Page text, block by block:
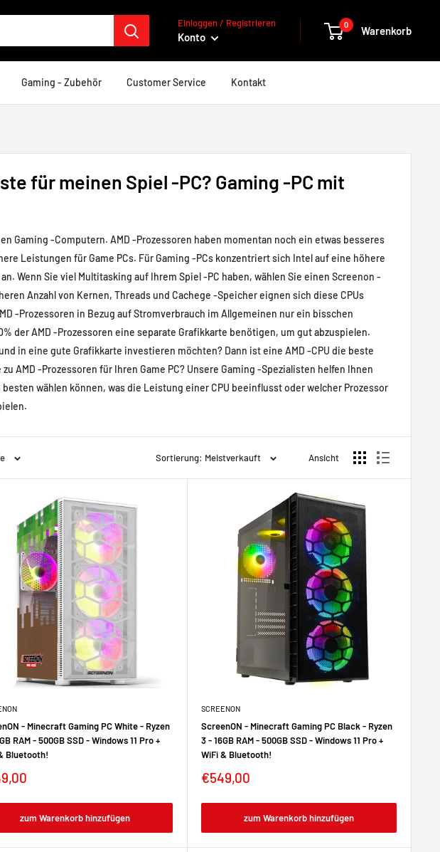
Einloggen / Registrieren
Konto
0 Warenkorb
Gaming - Zubehör Customer Service Kontakt
für meinen Spiel -PC? Gaming -PC mit
Gaming -Computern. AMD -Prozessoren haben momentan noch ein etwas besseres
Leistungen für Game PCs. Für Gaming -PCs konzentriert sich Intel auf eine höhere
Wenn Sie viel Multitasking auf Ihrem Spiel -PC haben, wählen Sie einen Screenon -
Anzahl von Kernen, Threads und Cachege -Speicher eignen sich diese CPUs
-Prozessoren in Bezug auf Stromverbrauch im Allgemeinen nur ein bisschen
der AMD -Prozessoren eine separate Grafikkarte benötigen, um gut abzuspielen.
in eine gute Grafikkarte investieren möchten? Dann ist eine AMD -CPU die beste
AMD -Prozessoren für Ihren Game PC? Unsere Gaming -Spezialisten helfen Ihnen
wählen können, was die Leistung einer CPU beeinflusst oder welcher Prozessor
Sortierung: Meistverkauft Ansicht
- Minecraft Gaming PC White - Ryzen
RAM - 500GB SSD - Windows 11 Pro +
Bluetooth!
zum Warenkorb hinzufügen
SCREENON
ScreenON - Minecraft Gaming PC Black - Ryzen
3 - 16GB RAM - 500GB SSD - Windows 11 Pro +
WiFi & Bluetooth!
€549,00
zum Warenkorb hinzufügen